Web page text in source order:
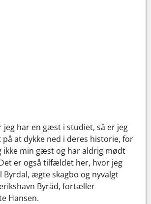
jeg har en gæst i studiet, så er jeg
at dykke ned i deres historie, for
ikke min gæst og har aldrig mødt
er også tilfældet her, hvor jeg
Byrdal, ægte skagbo og nyvalgt
Byråd, fortæller
Hansen.